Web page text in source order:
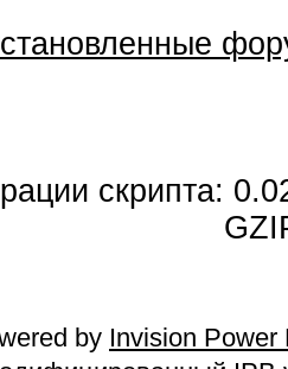
скрипта:
by Invision Power